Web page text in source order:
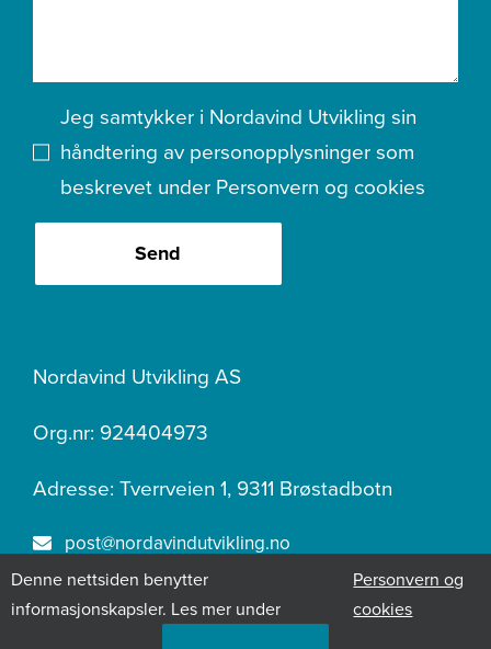
Jeg samtykker i Nordavind Utvikling sin
håndtering av personopplysninger som
beskrevet under Personvern og cookies
Send
Nordavind Utvikling AS
Org.nr: 924404973
Adresse: Tverrveien 1, 9311 Brøstadbotn
post@nordavindutvikling.no
400 07 219
Denne nettsiden benytter
informasjonskapsler. Les mer under
Personvern og
cookies